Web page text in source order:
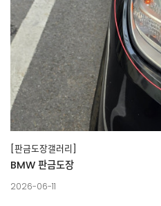
[판금도장갤러리]
BMW 판금도장
2026-06-11